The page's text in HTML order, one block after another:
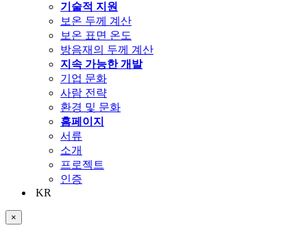
기술적 지원
보온 두께 계산
보온 표면 온도
방음재의 두께 계산
지속 가능한 개발
기업 문화
사람 전략
환경 및 문화
홈페이지
서류
소개
프로젝트
인증
KR
×